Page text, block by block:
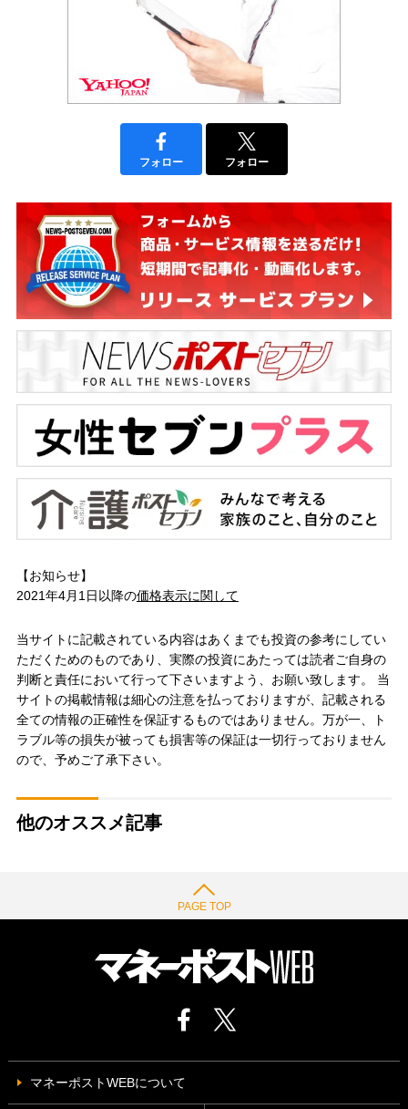
フォロー フォロー
【お知らせ】
2021年4月1日以降の価格表示に関して
当サイトに記載されている内容はあくまでも投資の参考にしてい
ただくためのものであり、実際の投資にあたっては読者ご自身の
判断と責任において行って下さいますよう、お願い致します。 当
サイトの掲載情報は細心の注意を払っておりますが、記載される
全ての情報の正確性を保証するものではありません。万が一、ト
ラブル等の損失が被っても損害等の保証は一切行っておりません
ので、予めご了承下さい。
他のオススメ記事
PAGE TOP
マネーポストWEBについて